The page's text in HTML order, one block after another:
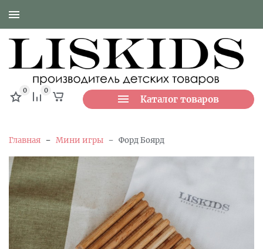
Каталог товаров
0 0
Главная - Мини игры - Форд Боярд